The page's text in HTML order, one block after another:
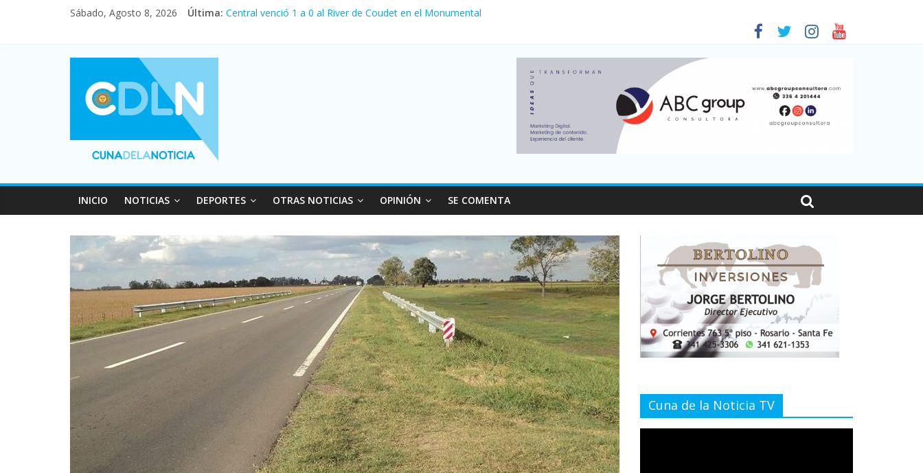
Sábado, Agosto 8, 2026 Última: Central venció 1 a 0 al River de Coudet en el Monumental
Vacaciones de invierno con más movimiento y consumo turístico: 4,6 millones de personas viajaron por el país, un 5,9% más que en 2025
INICIO NOTICIAS DEPORTES OTRAS NOTICIAS OPINIÓN SE COMENTA
Cuna de la Noticia TV